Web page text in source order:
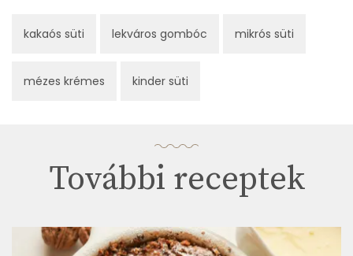
kakaós süti lekváros gombóc mikrós süti
mézes krémes kinder süti
További receptek